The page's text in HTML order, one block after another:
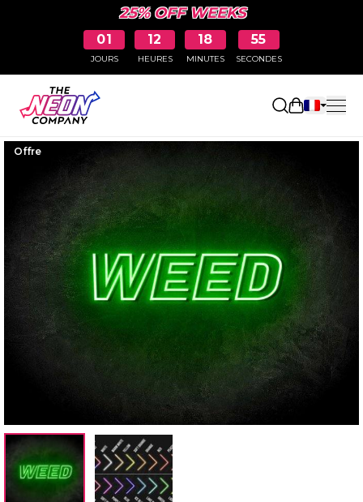
25% OFF WEEKS
01
JOURS
12
HEURES
18
MINUTES
54
SECONDES
Ouvrir le
Offre